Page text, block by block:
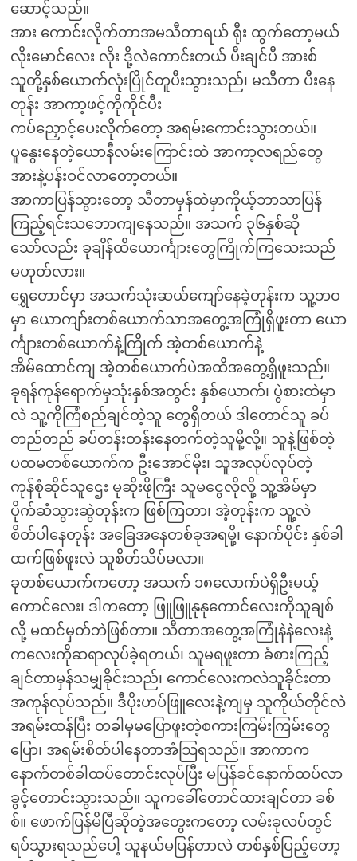
ဆောင့်သည်။
အား ကောင်းလိုက်တာအမသီတာရယ် ရီုး ထွက်တော့မယ်
လိုးမောင်လေး လိုး ဒို့လဲကောင်းတယ် ပီးချင်ပီ အားစ်
သူတို့နှစ်ယောက်လုံးပြိုင်တူပီးသွားသည်၊ မသီတာ ပီးနေ
တုန်း အာကာ့ဖင့်ကိုကိုင်ပီး
ကပ်ညှောင့်ပေးလိုက်တော့ အရမ်းကောင်းသွားတယ်။
ပူနွေးနေတဲ့ယောနီလမ်းကြောင်းထဲ အာကာ့လရည်တွေ
အားနဲ့ပန်းဝင်လာတော့တယ်။
အာကာပြန်သွားတော့ သီတာမှန်ထဲမှာကိုယ့်ဘာသာပြန်
ကြည့်ရင်းသဘောကျနေသည်။ အသက် ၃၆နှစ်ဆို
သော်လည်း ခုချိန်ထိယောင်္ကျားတွေကြိုက်ကြသေးသည်
မဟုတ်လား။
ရွှေတောင်မှာ အသက်သုံးဆယ်ကျော်နေခဲ့တုန်းက သူ့ဘဝ
မှာ ယောကျာ်းတစ်ယောက်သာအတွေ့အကြုံရှိဖူးတာ ယော
င်္ကျားတစ်ယောက်နဲ့ကြိုက် အဲ့တစ်ယောက်နဲ့
အိမ်ထောင်ကျ အဲ့တစ်ယောက်ပဲအထိအတွေ့ရှိဖူးသည်။
ခုရန်ကုန်ရောက်မှသုံးနှစ်အတွင်း နှစ်ယောက်၊ ပွဲစားထဲမှာ
လဲ သူ့ကိုကြံစည်ချင်တဲ့သူ တွေရှိတယ် ဒါတောင်သူ ခပ်
တည်တည် ခပ်တန်းတန်းနေတက်တဲ့သူမို့လို့။ သူနဲ့ဖြစ်တဲ့
ပထမတစ်ယောက်က ဦးအောင်မိုး၊ သူအလုပ်လုပ်တဲ့
ကုန်စုံဆိုင်သူဌေး မုဆိုးဖိုကြီး သူမငွေလိုလို့ သူ့အိမ်မှာ
ပိုက်ဆံသွားဆွဲတုန်းက ဖြစ်ကြတာ၊ အဲ့တုန်းက သူ့လဲ
စိတ်ပါနေတုန်း အခြေအနေတစ်ခုအရမို့၊ နောက်ပိုင်း နှစ်ခါ
ထက်ဖြစ်ဖူးလဲ သူစိတ်သိပ်မလာ။
ခုတစ်ယောက်ကတော့ အသက် ၁၈လောက်ပဲရှိဦးမယ့်
ကောင်လေး၊ ဒါကတော့ ဖြူဖြူနုနုကောင်လေးကိုသူချစ်
လို့ မထင်မှတ်ဘဲဖြစ်တာ။ သီတာအတွေ့အကြုံနဲနဲလေးနဲ့
ကလေးကိုဆရာလုပ်ခဲ့ရတယ်၊ သူမရဖူးတာ ခံစားကြည့်
ချင်တာမှန်သမျှခိုင်းသည်၊ ကောင်လေးကလဲသူခိုင်းတာ
အကုန်လုပ်သည်။ ဒီပိုးဟပ်ဖြူလေးနဲ့ကျမှ သူကိုယ်တိုင်လဲ
အရမ်းထန်ပြီး တခါမှမပြောဖူးတဲ့စကားကြမ်းကြမ်းတွေ
ပြော၊ အရမ်းစိတ်ပါနေတာအံသြရသည်။ အာကာက
နောက်တစ်ခါထပ်တောင်းလုပ်ပြီး မပြန်ခင်နောက်ထပ်လာ
ခွင့်တောင်းသွားသည်။ သူကခေါ်တောင်ထားချင်တာ ခစ်
စ်။ ဖောက်ပြန်မိပြီဆိုတဲ့အတွေးကတော့ လမ်းခုလပ်တွင်
ရပ်သွားရသည်ပေါ့ သူနယ်မပြန်တာလဲ တစ်နှစ်ပြည့်တော့